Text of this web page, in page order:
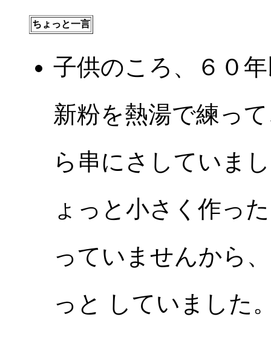
ちょっと一言
子供のころ、６０
新粉を熱湯で練っ
ら串にさしていま
ょっと小さく作っ
っていませんから
っと していました